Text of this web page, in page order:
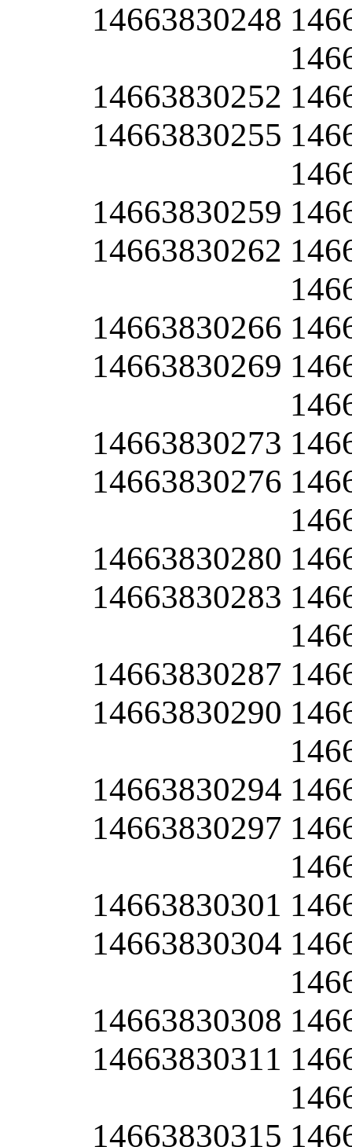
14663830248
14663830252
14663830255
14663830259
14663830262
14663830266
14663830269
14663830273
14663830276
14663830280
14663830283
14663830287
14663830290
14663830294
14663830297
14663830301
14663830304
14663830308
14663830311
14663830315